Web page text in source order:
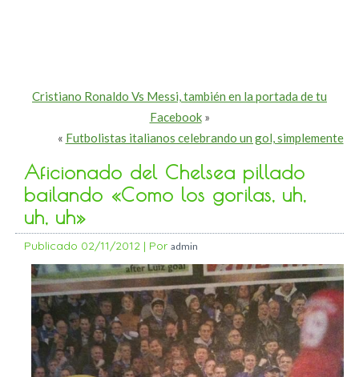
Cristiano Ronaldo Vs Messi, también en la portada de tu
Facebook»
« Futbolistas italianos celebrando un gol, simplemente
Aficionado del Chelsea pillado
bailando «Como los gorilas, uh,
uh, uh»
Publicado 02/11/2012 | Por admin